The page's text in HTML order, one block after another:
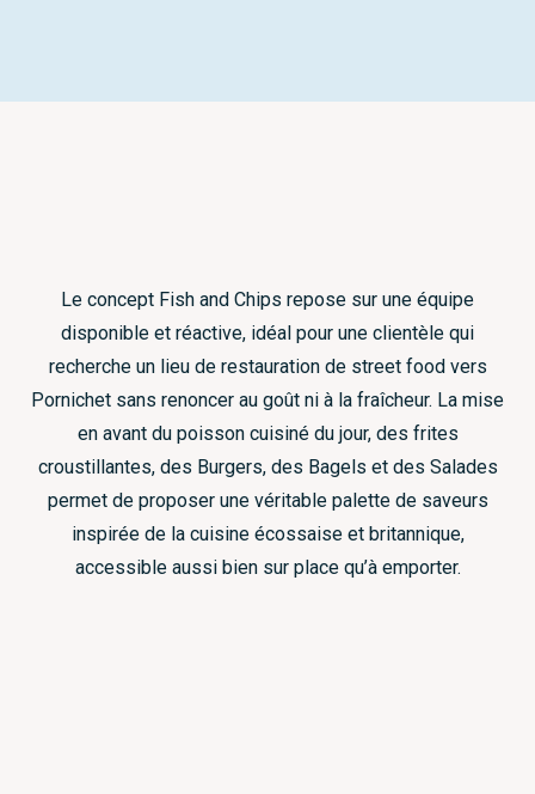
Le concept Fish and Chips repose sur une équipe
disponible et réactive, idéal pour une clientèle qui
recherche un lieu de restauration de street food vers
Pornichet sans renoncer au goût ni à la fraîcheur. La mise
en avant du poisson cuisiné du jour, des frites
croustillantes, des Burgers, des Bagels et des Salades
permet de proposer une véritable palette de saveurs
inspirée de la cuisine écossaise et britannique,
accessible aussi bien sur place qu’à emporter.